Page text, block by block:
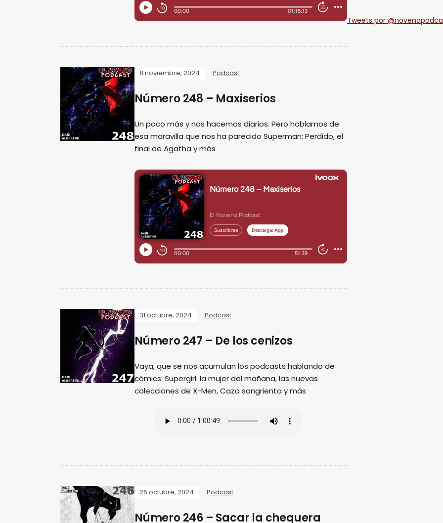
8 noviembre, 2024 Podcast
Número 248 – Maxiserios
Un poco más y nos hacemos diarios. Pero hablamos de
esa maravilla que nos ha parecido Superman: Perdido, el
final de Agatha y más
31 octubre, 2024 Podcast
Número 247 – De los cenizos
Vaya, que se nos acumulan los podcasts hablando de
cómics: Supergirl: la mujer del mañana, las nuevas
colecciones de X-Men, Caza sangrienta y más
26 octubre, 2024 Podcast
Número 246 – Sacar la chequera
Tweets por